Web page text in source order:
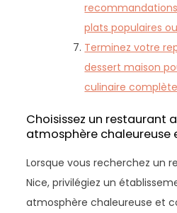
plats populaires
Terminez votre
dessert maison
culinaire
Choisissez un restaurant
atmosphère chaleureuse
Lorsque vous recherchez un
Nice, privilégiez un
atmosphère chaleureuse et